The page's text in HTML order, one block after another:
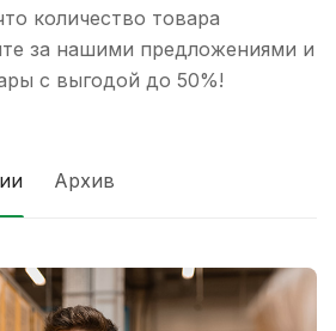
количество товара
за нашими предложениями и
с выгодой до 50%!
Архив